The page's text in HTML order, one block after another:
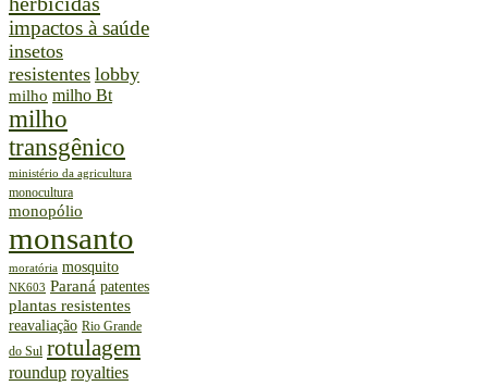
impactos à saúde
insetos
resistentes lobby
milho milho Bt
milho
transgênico
ministério da agricultura
monocultura
monopólio
monsanto
moratória mosquito
NK603 Paraná patentes
plantas resistentes
reavaliação Rio Grande
do Sul rotulagem
roundup royalties